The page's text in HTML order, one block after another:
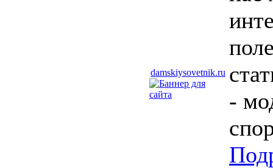
damskiysovetnik.ru
-